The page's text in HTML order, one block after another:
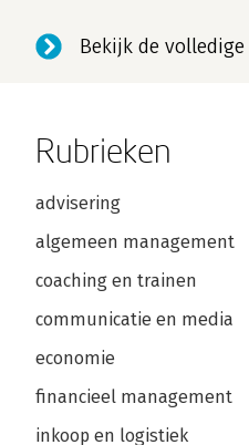
Bekijk de volledige
Rubrieken
advisering
algemeen management
coaching en trainen
communicatie en media
economie
financieel management
inkoop en logistiek